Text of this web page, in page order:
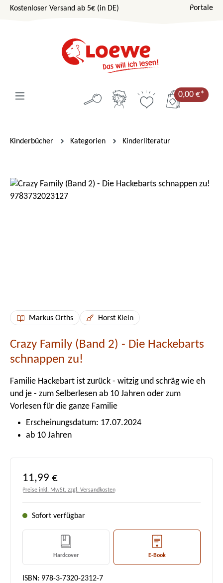
Zum Hauptinhalt springen
Kostenloser Versand ab 5€ (in DE) Portale
0,00 €*
Kinderbücher Kategorien Kinderliteratur
Bildergalerie überspringen
Markus Orths Horst Klein
Crazy Family (Band 2) - Die Hackebarts
schnappen zu!
Familie Hackebart ist zurück - witzig und schräg wie eh
und je - zum Selberlesen ab 10 Jahren oder zum
Vorlesen für die ganze Familie
Erscheinungsdatum: 17.07.2024
ab 10 Jahren
Regulärer Preis:
11,99 €
Preise inkl. MwSt. zzgl. Versandkosten
Sofort verfügbar
Hardcover E-Book
ISBN: 978-3-7320-2312-7